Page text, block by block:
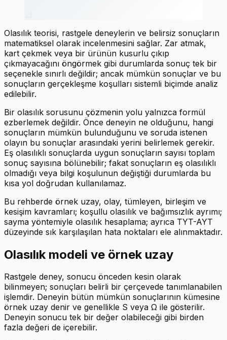
Olasılık teorisi, rastgele deneylerin ve belirsiz sonuçların
matematiksel olarak incelenmesini sağlar. Zar atmak,
kart çekmek veya bir ürünün kusurlu çıkıp
çıkmayacağını öngörmek gibi durumlarda sonuç tek bir
seçenekle sınırlı değildir; ancak mümkün sonuçlar ve bu
sonuçların gerçekleşme koşulları sistemli biçimde analiz
edilebilir.
Bir olasılık sorusunu çözmenin yolu yalnızca formül
ezberlemek değildir. Önce deneyin ne olduğunu, hangi
sonuçların mümkün bulunduğunu ve soruda istenen
olayın bu sonuçlar arasındaki yerini belirlemek gerekir.
Eş olasılıklı sonuçlarda uygun sonuçların sayısı toplam
sonuç sayısına bölünebilir; fakat sonuçların eş olasılıklı
olmadığı veya bilgi koşulunun değiştiği durumlarda bu
kısa yol doğrudan kullanılamaz.
Bu rehberde örnek uzay, olay, tümleyen, birleşim ve
kesişim kavramları; koşullu olasılık ve bağımsızlık ayrımı;
sayma yöntemiyle olasılık hesaplama; ayrıca TYT-AYT
düzeyinde sık karşılaşılan hata noktaları ele alınmaktadır.
Olasılık modeli ve örnek uzay
Rastgele deney, sonucu önceden kesin olarak
bilinmeyen; sonuçları belirli bir çerçevede tanımlanabilen
işlemdir. Deneyin bütün mümkün sonuçlarının kümesine
örnek uzay denir ve genellikle S veya Ω ile gösterilir.
Deneyin sonucu tek bir değer olabileceği gibi birden
fazla değeri de içerebilir.